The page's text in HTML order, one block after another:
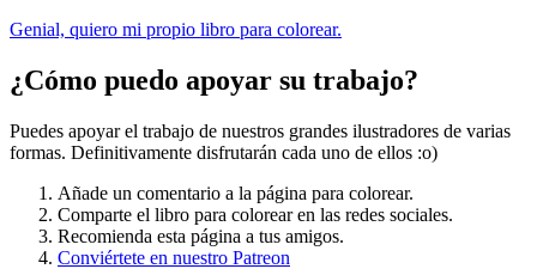
Genial, quiero mi propio libro para colorear.
¿Cómo puedo apoyar su trabajo?
Puedes apoyar el trabajo de nuestros grandes ilustradores de varias
formas. Definitivamente disfrutarán cada uno de ellos :o)
Añade un comentario a la página para colorear.
Comparte el libro para colorear en las redes sociales.
Recomienda esta página a tus amigos.
Conviértete en nuestro Patreon